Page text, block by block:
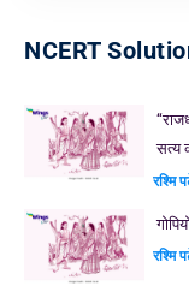
NCERT
सत्य
रश्मि
रश्मि